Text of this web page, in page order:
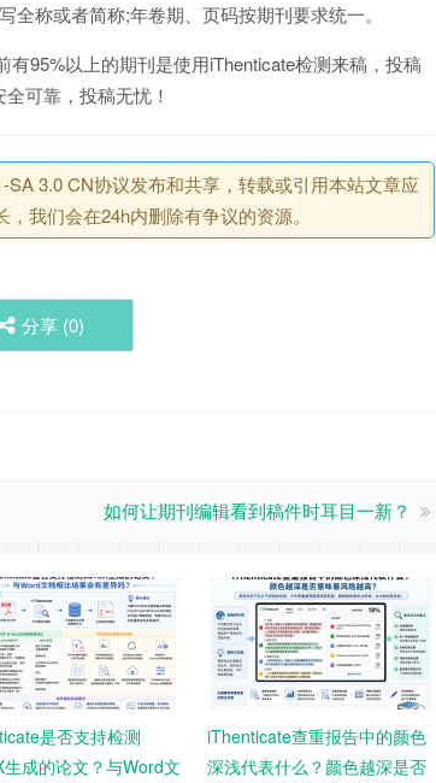
称或者简称;年卷期、页码按期刊要求统一。
95%以上的期刊是使用iThenticate检测来稿，投稿
全可靠，投稿无忧！
3.0 CN协议发布和共享，转载或引用本站文章应
我们会在24h内删除有争议的资源。
分享 (0)
如何让期刊编辑看到稿件时耳目一新？
是否支持检测
生成的论文？与Word文
iThenticate查重报告中的颜色
深浅代表什么？颜色越深是否